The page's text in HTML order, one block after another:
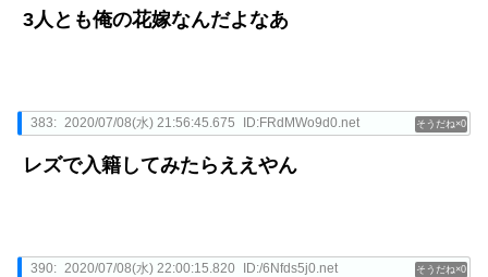
3人とも俺の花嫁なんだよなあ
0
383: 2020/07/08(水) 21:56:45.675 ID:FRdMWo9d0.net
レズで入籍してみたらええやん
0
390: 2020/07/08(水) 22:00:15.820 ID:/6Nfds5j0.net